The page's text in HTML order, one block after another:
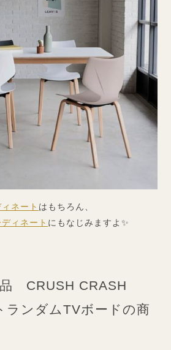
ネート はもちろん、
ィネート にもなじみますよ✨
CRUSH CRASH
ランダムTVボードの商